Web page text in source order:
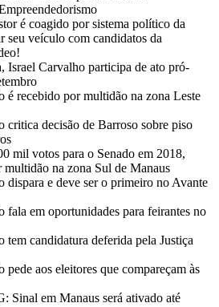
é coagido por sistema político da
seu veículo com candidatos da
Israel Carvalho participa de ato pró-
é recebido por multidão na zona Leste
critica decisão de Barroso sobre piso
mil votos para o Senado em 2018,
multidão na zona Sul de Manaus
dispara e deve ser o primeiro no Avante
fala em oportunidades para feirantes no
tem candidatura deferida pela Justiça
pede aos eleitores que compareçam às
Sinal em Manaus será ativado até